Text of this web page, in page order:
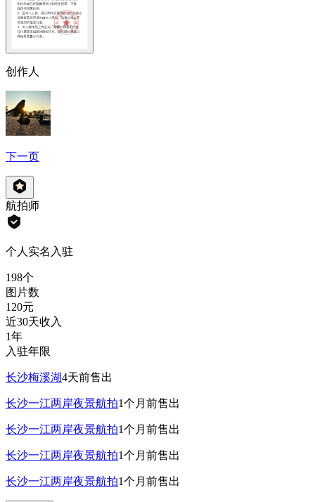
创作人
下一页
航拍师
个人实名入驻
198个
图片数
120元
近30天收入
1年
入驻年限
长沙梅溪湖4天前售出
长沙一江两岸夜景航拍1个月前售出
长沙一江两岸夜景航拍1个月前售出
长沙一江两岸夜景航拍1个月前售出
长沙一江两岸夜景航拍1个月前售出